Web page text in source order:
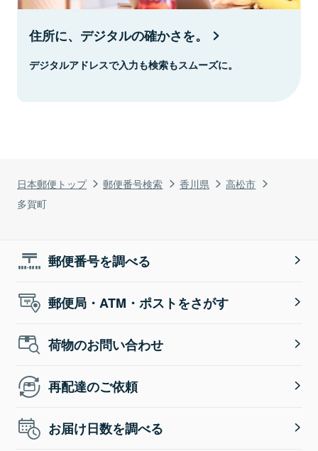
日本郵便トップ 郵便番号検索 香川県
高松市
多賀町
住所に、デジタルの確かさを。
デジタルアドレスで入力も検索もスムーズに。
郵便番号を調べる
郵便局・ATM・ポストをさがす
荷物のお問い合わせ
再配達のご依頼
お届け日数を調べる